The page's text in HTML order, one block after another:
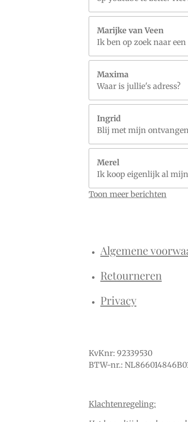
Marijke van Veen
Ik ben op zoek naar
Maxima
Waar is jullie's adress?
Ingrid
Blij met mijn
Merel
Ik koop eigenlijk al
Toon meer berichten
Algemene
Retourneren
Privacy
KvKnr: 92339530
BTW-nr.:
Klachtenregeling: